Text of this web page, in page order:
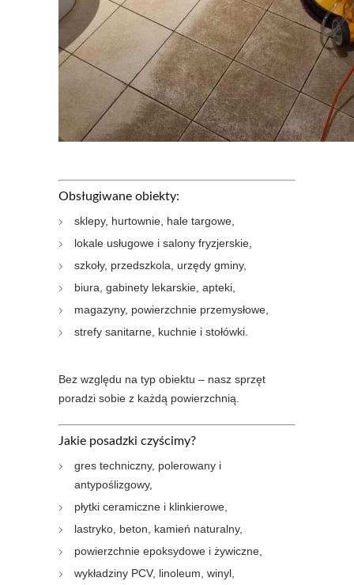
Obsługiwane obiekty:
sklepy, hurtownie, hale targowe,
lokale usługowe i salony fryzjerskie,
szkoły, przedszkola, urzędy gminy,
biura, gabinety lekarskie, apteki,
magazyny, powierzchnie przemysłowe,
strefy sanitarne, kuchnie i stołówki.
Bez względu na typ obiektu – nasz sprzęt
poradzi sobie z każdą powierzchnią.
Jakie posadzki czyścimy?
gres techniczny, polerowany i
antypoślizgowy,
płytki ceramiczne i klinkierowe,
lastryko, beton, kamień naturalny,
powierzchnie epoksydowe i żywiczne,
wykładziny PCV, linoleum, winyl,